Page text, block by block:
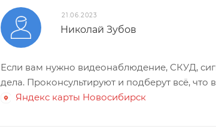
21.06.2023
Николай Зубов
Если вам нужно видеонаблюдение, СКУД,
дела. Проконсультируют и подберут всё, что
Яндекс карты Новосибирск